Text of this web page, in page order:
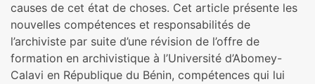
causes de cet état de choses. Cet article présente les
nouvelles compétences et responsabilités de
l’archiviste par suite d’une révision de l’offre de
formation en archivistique à l’Université d’Abomey-
Calavi en République du Bénin, compétences qui lui